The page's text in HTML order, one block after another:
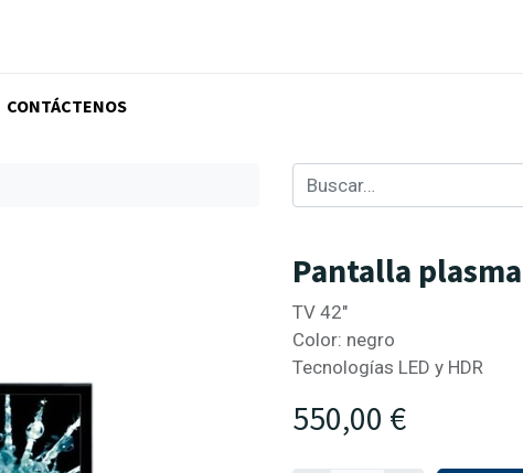
CONTÁCTENOS
Pantalla
TV 42"
Color: negro
Tecnologías LED y HDR
550,00 €